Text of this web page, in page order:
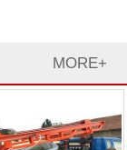
MORE+